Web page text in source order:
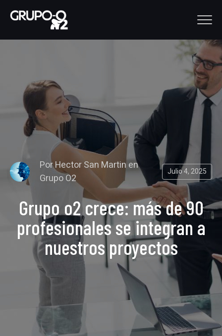
PorHector San Martinen
Grupo O2
Julio 4, 2025
Grupo o2 crece: más de 90
profesionales se integran a
nuestros proyectos